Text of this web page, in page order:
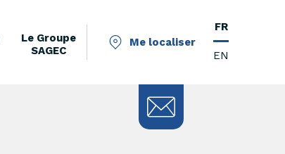
Le Groupe
SAGEC
Me localiser
FR
EN